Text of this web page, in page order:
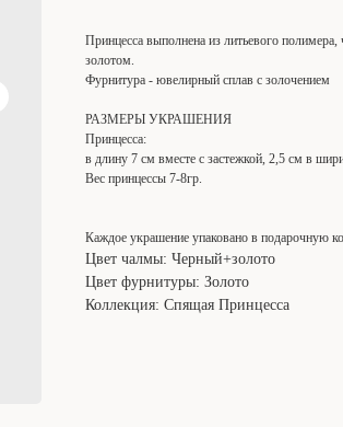
Принцесса выполнена из литьевого
золотом.
Фурнитура - ювелирный сплав с золочением
РАЗМЕРЫ УКРАШЕНИЯ
Принцесса:
в длину 7 см вместе с застежкой, 2,5 см в
Вес принцессы 7-8гр.
Каждое украшение упаковано в подарочную
Цвет чалмы: Черный+золото
Цвет фурнитуры: Золото
Коллекция: Спящая Принцесса